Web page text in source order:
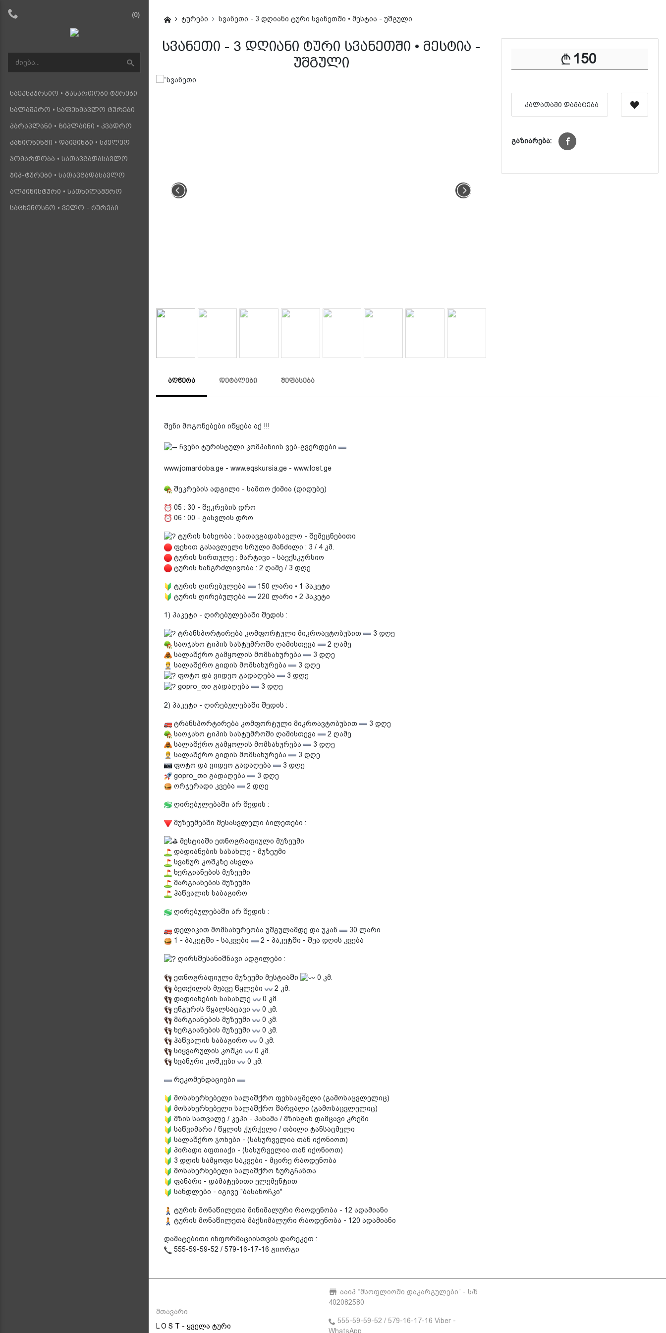
(0)
საექსკურსიო • გასართობი ტურები
სალაშქრო • საფეხმავლო ტურები
პარაპლანი • ზიპლაინი • კვადრო
კანიონინგი • დაივინგი • სპელეო
ჯომარდობა • სათავგადასავლო
ჯიპ-ტურები • სათავგადასავლო
ალპინისტური • სათხილამურო
საცხენოსნო • ველო - ტურები
ტურები სვანეთი - 3 დღიანი ტური სვანეთში • მესტია - უშგული
სვანეთი - 3 დღიანი ტური სვანეთში • მესტია -
უშგული
150
ᲙᲐᲚᲐᲗᲐᲨᲘ ᲓᲐᲛᲐᲢᲔᲑᲐ
გაზიარება:
ᲐᲦᲬᲔᲠᲐ ᲓᲔᲢᲐᲚᲔᲑᲘ ᲨᲔᲤᲐᲡᲔᲑᲐ
შენი მოგონებები იწყება აქ !!!
ჩვენი ტურისტული კომპანიის ვებ-გვერდები
www.jomardoba.ge - www.eqskursia.ge - www.lost.ge
შეკრების ადგილი - სამთო ქიმია (დიდუბე)
05 : 30 - შეკრების დრო
06 : 00 - გასვლის დრო
ტურის სახეობა : სათავგადასავლო - შემეცნებითი
ფეხით გასავლელი სრული მანძილი : 3 / 4 კმ.
ტურის სირთულე : მარტივი - საექსკურსიო
ტურის ხანგრძლივობა : 2 ღამე / 3 დღე
ტურის ღირებულება
150 ლარი • 1 პაკეტი
ტურის ღირებულება
220 ლარი • 2 პაკეტი
1) პაკეტი - ღირებულებაში შედის :
ტრანსპორტირება კომფორტული მიკროავტობუსით
3 დღე
საოჯახო ტიპის სასტუმროში ღამისთევა
2 ღამე
სალაშქრო გამყოლის მომსახურება
3 დღე
სალაშქრო გიდის მომსახურება
3 დღე
ფოტო და ვიდეო გადაღება
3 დღე
gopro_თი გადაღება
3 დღე
2) პაკეტი - ღირებულებაში შედის :
ტრანსპორტირება კომფორტული მიკროავტობუსით
3 დღე
საოჯახო ტიპის სასტუმროში ღამისთევა
2 ღამე
სალაშქრო გამყოლის მომსახურება
3 დღე
სალაშქრო გიდის მომსახურება
3 დღე
ფოტო და ვიდეო გადაღება
3 დღე
gopro_თი გადაღება
3 დღე
ორჯერადი კვება
2 დღე
ღირებულებაში არ შედის :
მუზეუმებში შესასვლელი ბილეთები :
მესტიაში ეთნოგრაფიული მუზეუმი
დადიანების სასახლე - მუზეუმი
სვანურ კოშკზე ასვლა
ხერგიანების მუზეუმი
მარგიანების მუზეუმი
ჰაწვალის საბაგირო
ღირებულებაში არ შედის :
დელიკით მომსახურეობა უშგულამდე და უკან
30 ლარი
1 - პაკეტში - საკვები
2 - პაკეტში - შუა დღის კვება
ღირსშესანიშნავი ადგილები :
ეთნოგრაფიული მუზეუმი მესტიაში
0 კმ.
ბეთქილის მჟავე წყლები
2 კმ.
დადიანების სასახლე
0 კმ.
ენგურის წყალსაცავი
0 კმ.
მარგიანების მუზეუმი
0 კმ.
ხერგიანების მუზეუმი
0 კმ.
ჰაწვალის საბაგირო
0 კმ.
სიყვარულის კოშკი
0 კმ.
სვანური კოშკები
0 კმ.
რეკომენდაციები
მოსახერხებელი სალაშქრო ფეხსაცმელი (გამოსაცვლელიც)
მოსახერხებელი სალაშქრო შარვალი (გამოსაცვლელიც)
მზის სათვალე / კეპი - პანამა / მზისგან დამცავი კრემი
საწვიმარი / წყლის ჭურჭელი / თბილი ტანსაცმელი
სალაშქრო ჯოხები - (სასურველია თან იქონიოთ)
პირადი აფთიაქი - (სასურველია თან იქონიოთ)
3 დღის სამყოფი საკვები - მცირე რაოდენობა
მოსახერხებელი სალაშქრო ზურგჩანთა
ფანარი - დამატებითი ელემენტით
სანდლები - იგივე "ბასანოჩკი"
ტურის მონაწილეთა მინიმალური რაოდენობა - 12 ადამიანი
ტურის მონაწილეთა მაქსიმალური რაოდენობა - 120 ადამიანი
დამატებითი ინფორმაციისთვის დარეკეთ :
555-59-59-52 / 579-16-17-16 გიორგი
მთავარი
L O S T - ყველა ტური
ააიპ “მსოფლიოში დაკარგულები” - ს/ნ
402082580
555-59-59-52 / 579-16-17-16 Viber -
WhatsApp